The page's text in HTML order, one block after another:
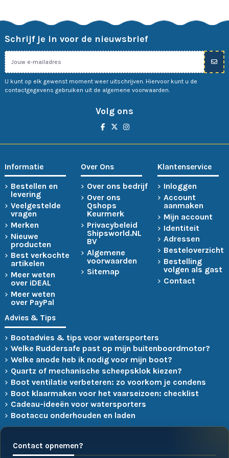
Schrijf je in voor de nieuwsbrief
U kunt op elk gewenst moment weer uitschrijven. Hiervoor kunt u de
contactgegevens gebruiken uit de algemene voorwaarden.
Volg ons
Informatie
Bestellen en
levering
Veelgestelde
vragen
Merken
Nieuwe
producten
Best verkochte
artikelen
Meer weten
over iDEAL
Meer weten
over PayPal
Over Ons
Over ons bedrijf
Over ons
Qshops
Keurmerk
Privacybeleid
Shipsworld.NL
BV
Algemene
voorwaarden
Sitemap
Klantenservice
Inloggen
Account
aanmaken
Mijn account
Identiteit
Adressen
Besteloverzicht
Bestelling
volgen als gast
Contact
Advies & Tips
Bootadvies & tips voor watersporters
Welke Ruddersafe past op mijn buitenboordmotor?
Welke anode heb ik nodig voor mijn boot?
Quartz of mechanische scheepsklok kiezen?
Boot ventilatie verbeteren: zo voorkom je condens
Boot klaarmaken voor het vaarseizoen: checklist
Cadeau-ideeën voor watersporters
Bootaccu onderhouden en laden
Contact opnemen?